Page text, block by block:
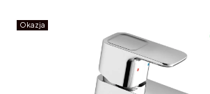
Okazja